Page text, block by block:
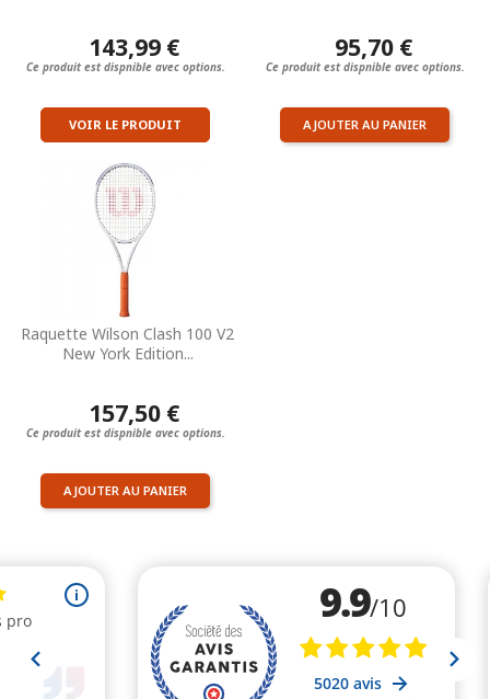
143,99 €
Ce produit est dispnible avec options.
VOIR LE PRODUIT
95,70 €
Ce produit est dispnible avec options.
AJOUTER AU PANIER
Raquette Wilson Clash 100 V2
New York Edition...
157,50 €
Ce produit est dispnible avec options.
AJOUTER AU PANIER